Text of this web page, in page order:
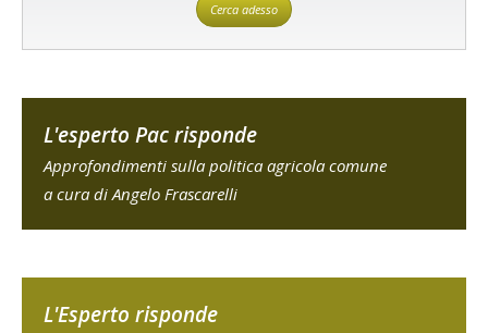
Cerca adesso
L'esperto Pac risponde
Approfondimenti sulla politica agricola comune
a cura di Angelo Frascarelli
L'Esperto risponde